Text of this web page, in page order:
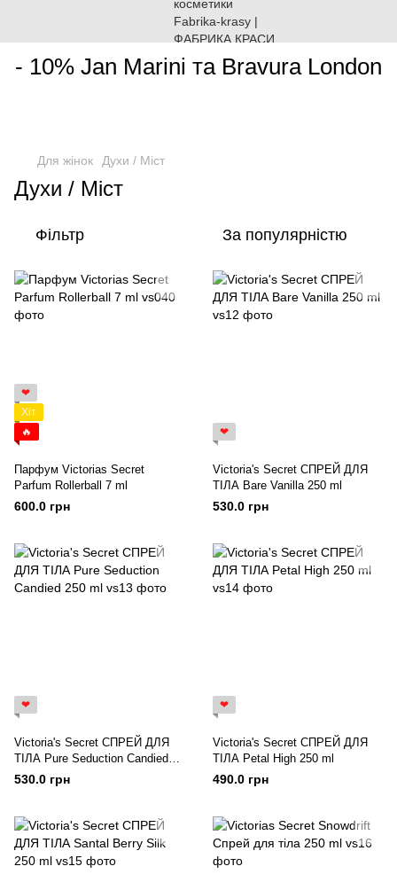
- 10% Jan Marini та Bravura London
Для жінок Духи / Міст
Духи / Міст
Фільтр За популярністю
❤
Хіт
🔥
Парфум Victorias Secret
Parfum Rollerball 7 ml
600.0 грн
❤
Victoria's Secret СПРЕЙ ДЛЯ
ТІЛА Bare Vanilla 250 ml
530.0 грн
❤
Victoria's Secret СПРЕЙ ДЛЯ
ТІЛА Pure Seduction Candied
250 ml
530.0 грн
❤
Victoria's Secret СПРЕЙ ДЛЯ
ТІЛА Petal High 250 ml
490.0 грн